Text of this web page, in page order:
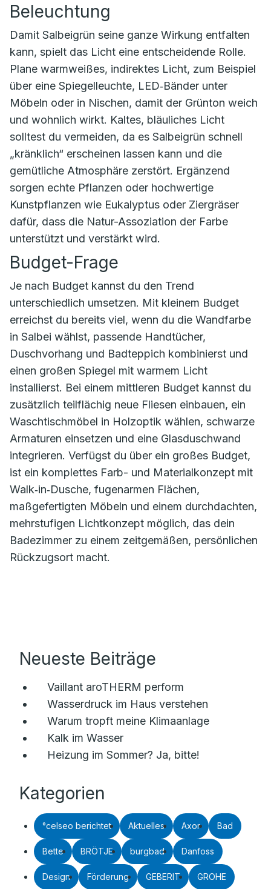
Beleuchtung
Damit Salbeigrün seine ganze Wirkung entfalten
kann, spielt das Licht eine entscheidende Rolle.
Plane warmweißes, indirektes Licht, zum Beispiel
über eine Spiegelleuchte, LED‑Bänder unter
Möbeln oder in Nischen, damit der Grünton weich
und wohnlich wirkt. Kaltes, bläuliches Licht
solltest du vermeiden, da es Salbeigrün schnell
„kränklich“ erscheinen lassen kann und die
gemütliche Atmosphäre zerstört. Ergänzend
sorgen echte Pflanzen oder hochwertige
Kunstpflanzen wie Eukalyptus oder Ziergräser
dafür, dass die Natur-Assoziation der Farbe
unterstützt und verstärkt wird.
Budget-Frage
Je nach Budget kannst du den Trend
unterschiedlich umsetzen. Mit kleinem Budget
erreichst du bereits viel, wenn du die Wandfarbe
in Salbei wählst, passende Handtücher,
Duschvorhang und Badteppich kombinierst und
einen großen Spiegel mit warmem Licht
installierst. Bei einem mittleren Budget kannst du
zusätzlich teilflächig neue Fliesen einbauen, ein
Waschtischmöbel in Holzoptik wählen, schwarze
Armaturen einsetzen und eine Glasduschwand
integrieren. Verfügst du über ein großes Budget,
ist ein komplettes Farb- und Materialkonzept mit
Walk‑in‑Dusche, fugenarmen Flächen,
maßgefertigten Möbeln und einem durchdachten,
mehrstufigen Lichtkonzept möglich, das dein
Badezimmer zu einem zeitgemäßen, persönlichen
Rückzugsort macht.
Neueste Beiträge
Vaillant aroTHERM perform
Wasserdruck im Haus verstehen
Warum tropft meine Klimaanlage
Kalk im Wasser
Heizung im Sommer? Ja, bitte!
Kategorien
°celseo berichtet Aktuelles Axor Bad
Bette BRÖTJE burgbad Danfoss
Design Förderung GEBERIT GROHE